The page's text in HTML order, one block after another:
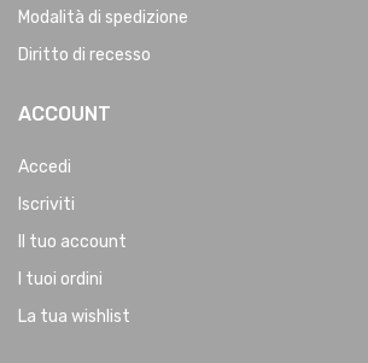
Modalità di spedizione
Diritto di recesso
ACCOUNT
Accedi
Iscriviti
Il tuo account
I tuoi ordini
La tua wishlist